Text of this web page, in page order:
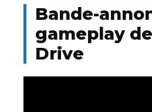
Bande-
gameplay
Drive